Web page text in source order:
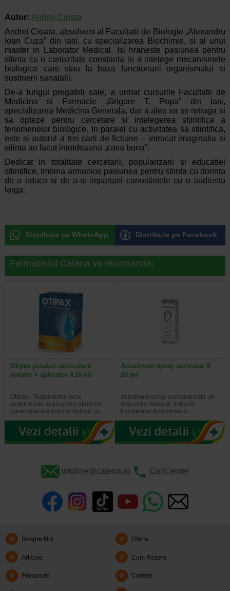
Autor: Andrei Cioata
Andrei Cioata, absolvent al Facultatii de Biologie „Alexandru
Ioan Cuza” din Iasi, cu specializarea Biochimie, si al unui
master in Laborator Medical. Isi hraneste pasiunea pentru
stiinta cu o curiozitate constanta in a intelege mecanismele
biologice care stau la baza functionarii organismului si
sustinerii sanatatii.
De-a lungul pregatirii sale, a urmat cursurile Facultatii de
Medicina si Farmacie „Grigore T. Popa” din Iasi,
specializarea Medicina Generala, dar a ales sa se retraga si
sa opteze pentru cercetare si intelegerea stiintifica a
fenomenelor biologice. In paralel cu activitatea sa stiintifica,
este si autorul a trei carti de fictiune – intrucat imaginatia si
stiinta au facut intotdeauna „casa buna”.
Dedicat in totalitate cercetarii, popularizarii si educatiei
stiintifice, imbina armonios pasiunea pentru stiinta cu dorinta
de a educa si de a-si impartasi cunostintele cu o audienta
larga.
Distribuie pe WhatsApp Distribuie pe Facebook
Farmacistul Catena va recomanda:
Otipax picaturi auriculare
solutie + aplicator X16 ml
Otipax - Tratamentul local
simptomatic al anumitor afectiuni
dureroase ale urechii mijlocii, cu…
Acustivum spray auricular X
20 ml
Acustivum spray auricular este un
dispozitiv medical. Indicatii
Faciliteaza dizolvarea si…
infoline@catena.ro CallCenter
Despre Noi Oferte
Articole Cum Rezerv
Prospecte Cariere